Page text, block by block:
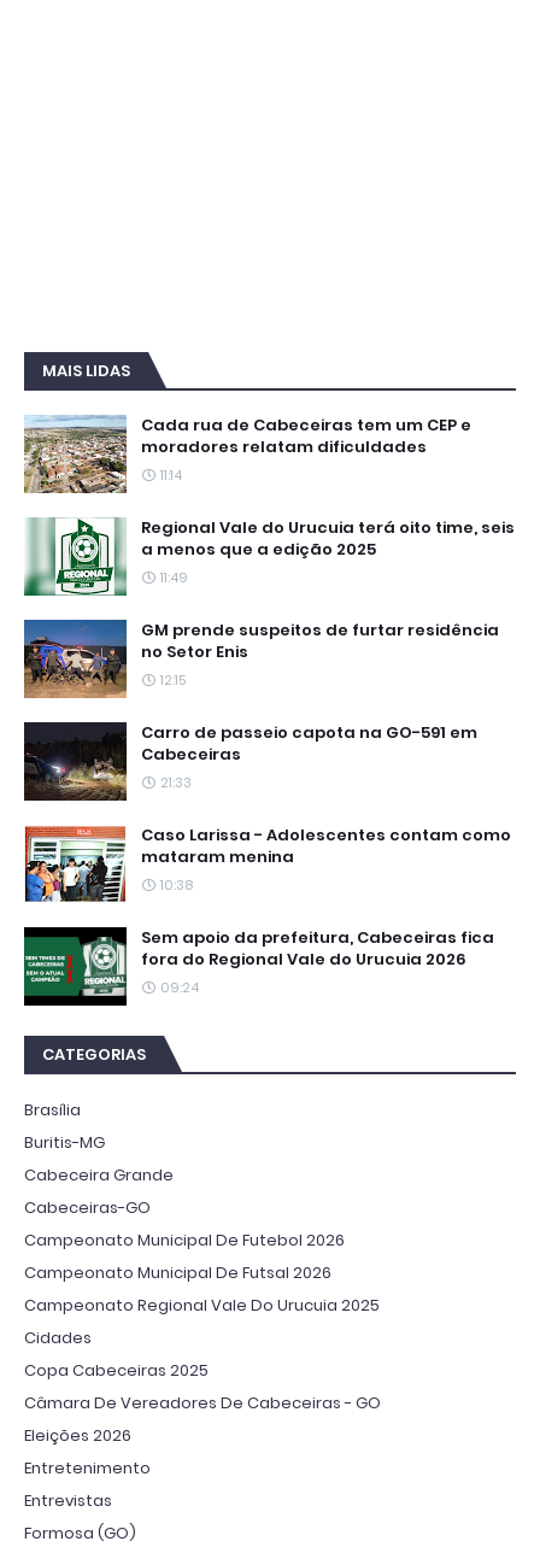
MAIS LIDAS
Cada rua de Cabeceiras tem um CEP e
moradores relatam dificuldades
11:14
Regional Vale do Urucuia terá oito time, seis
a menos que a edição 2025
11:49
GM prende suspeitos de furtar residência
no Setor Enis
12:15
Carro de passeio capota na GO-591 em
Cabeceiras
21:33
Caso Larissa - Adolescentes contam como
mataram menina
10:38
Sem apoio da prefeitura, Cabeceiras fica
fora do Regional Vale do Urucuia 2026
09:24
CATEGORIAS
Brasília
Buritis-MG
Cabeceira Grande
Cabeceiras-GO
Campeonato Municipal De Futebol 2026
Campeonato Municipal De Futsal 2026
Campeonato Regional Vale Do Urucuia 2025
Cidades
Copa Cabeceiras 2025
Câmara De Vereadores De Cabeceiras - GO
Eleições 2026
Entretenimento
Entrevistas
Formosa (GO)